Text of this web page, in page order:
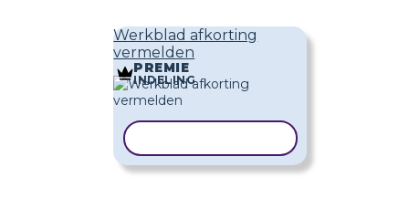
Werkblad afkorting
vermelden
PREMIE
INDELING